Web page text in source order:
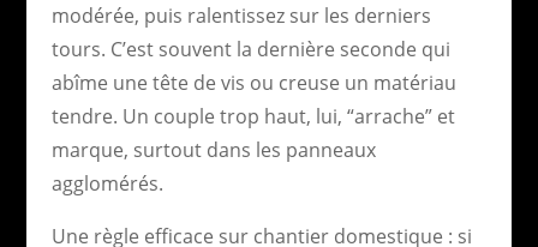
modérée, puis ralentissez sur les derniers
tours. C’est souvent la dernière seconde qui
abîme une tête de vis ou creuse un matériau
tendre. Un couple trop haut, lui, “arrache” et
marque, surtout dans les panneaux
agglomérés.
Une règle efficace sur chantier domestique : si